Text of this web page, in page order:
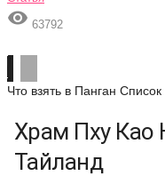
 63792
Что взять в Панган Список
Храм Пху Као
Тайланд